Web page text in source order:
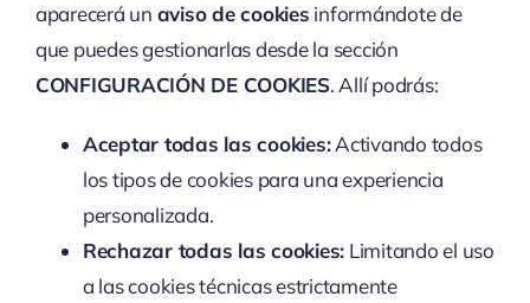
aparecerá un aviso de cookies informándote de
que puedes gestionarlas desde la sección
CONFIGURACIÓN DE COOKIES. Allí podrás:
Aceptar todas las cookies:Activando todos
los tipos de cookies para una experiencia
personalizada.
Rechazar todas las cookies: Limitando el uso
a las cookies técnicas estrictamente